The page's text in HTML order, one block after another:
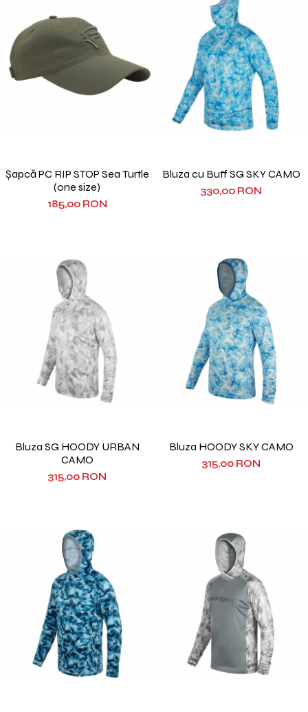
Șapcă PC RIP STOP Sea Turtle
(one size)
185,00 RON
Bluza cu Buff SG SKY CAMO
330,00 RON
Bluza SG HOODY URBAN
CAMO
315,00 RON
Bluza HOODY SKY CAMO
315,00 RON